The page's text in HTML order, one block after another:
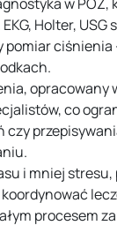
Holter, USG
ciśnienia
opracowany
co
czy
i mniej stresu,
procesem